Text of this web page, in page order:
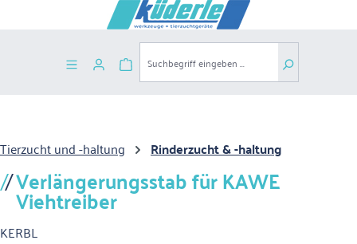
Zum Hauptinhalt springen
Warenkorb enthält 0 Positionen. Der
Tierzucht und -haltung Rinderzucht & -haltung
Verlängerungsstab für KAWE
Viehtreiber
KERBL